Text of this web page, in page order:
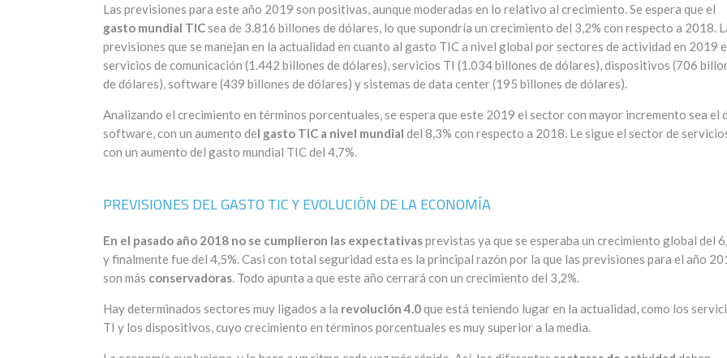
Las previsiones para este año 2019 son positivas, aunque moderadas en lo relativo al crecimiento. Se espera que el
gasto mundial TICsea de 3.816 billones de dólares, lo que supondría un crecimiento del 3,2% con respecto a 2018.
previsiones que se manejan en la actualidad en cuanto al gasto TIC a nivel global por sectores de actividad en 2019
servicios de comunicación (1.442 billones de dólares), servicios TI (1.034 billones de dólares), dispositivos (706
de dólares), software (439 billones de dólares) y sistemas de data center (195 billones de dólares).
Analizando el crecimiento en términos porcentuales, se espera que este 2019 el sector con mayor incremento sea el
software, con un aumento del gasto TIC a nivel mundial del 8,3% con respecto a 2018. Le sigue el sector de
con un aumento del gasto mundial TIC del 4,7%.
PREVISIONES DEL GASTO TIC Y EVOLUCIÓN DE LA ECONOMÍA
En el pasado año 2018 no se cumplieron las expectativasprevistas ya que se esperaba un crecimiento global del
y finalmente fue del 4,5%. Casi con total seguridad esta es la principal razón por la que las previsiones para el año
son más conservadoras. Todo apunta a que este año cerrará con un crecimiento del 3,2%.
Hay determinados sectores muy ligados a la revolución 4.0que está teniendo lugar en la actualidad, como los
TI y los dispositivos, cuyo crecimiento en términos porcentuales es muy superior a la media.